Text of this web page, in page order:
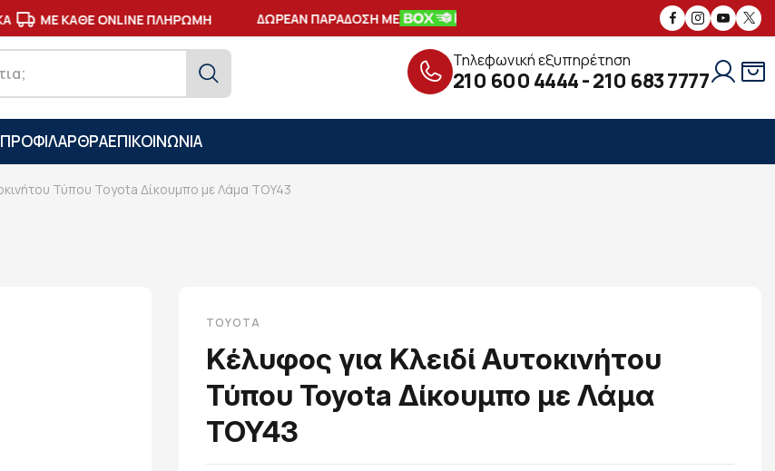
ΜΕ ΚΑΘΕ ONLINE ΠΛΗΡΩΜΗ ΔΩΡΕΑΝ ΠΑΡΑΔΟΣΗ ΜΕ ΣΥΝΑΛΛΑΓΕΣ
Τηλεφωνική εξυπηρέτηση
210 600 4444-210 683 7777
ΠΡΟΦΙΛΑΡΘΡΑΕΠΙΚΟΙΝΩΝΙΑ
Τύπου Toyota Δίκουμπο με Λάμα TOY43
TOYOTA
Κέλυφος για Κλειδί Αυτοκινήτου
Τύπου Toyota Δίκουμπο με Λάμα
TOY43